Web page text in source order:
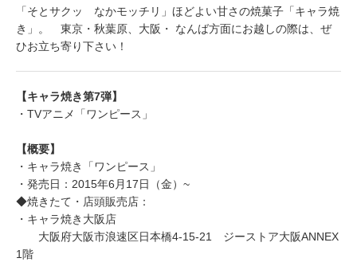
「そとサクッ なかモッチリ」ほどよい甘さの焼菓子「キャラ焼
き」。 東京・秋葉原、大阪・ なんば方面にお越しの際は、ぜ
ひお立ち寄り下さい！
【キャラ焼き第7弾】
・TVアニメ「ワンピース」
【概要】
・キャラ焼き「ワンピース」
・発売日：2015年6月17日（金）~
◆焼きたて・店頭販売店：
・キャラ焼き大阪店
大阪府大阪市浪速区日本橋4-15-21 ジーストア大阪ANNEX
1階